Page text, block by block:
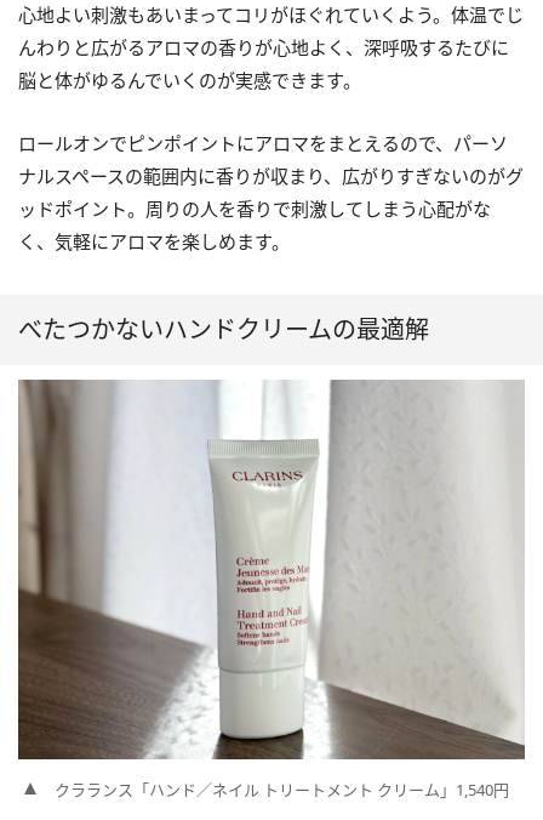
心地よい刺激もあいまってコリがほぐれていくよう。体温でじ
んわりと広がるアロマの香りが心地よく、深呼吸するたびに
脳と体がゆるんでいくのが実感できます。
ロールオンでピンポイントにアロマをまとえるので、パーソ
ナルスペースの範囲内に香りが収まり、広がりすぎないのがグ
ッドポイント。周りの人を香りで刺激してしまう心配がな
く、気軽にアロマを楽しめます。
べたつかないハンドクリームの最適解
クラランス「ハンド／ネイル トリートメント クリーム」1,540円